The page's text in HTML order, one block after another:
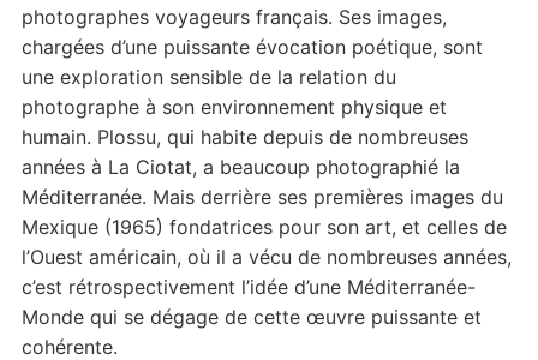
photographes voyageurs français. Ses images,
chargées d’une puissante évocation poétique, sont
une exploration sensible de la relation du
photographe à son environnement physique et
humain. Plossu, qui habite depuis de nombreuses
années à La Ciotat, a beaucoup photographié la
Méditerranée. Mais derrière ses premières images du
Mexique (1965) fondatrices pour son art, et celles de
l’Ouest américain, où il a vécu de nombreuses années,
c’est rétrospectivement l’idée d’une Méditerranée-
Monde qui se dégage de cette œuvre puissante et
cohérente.